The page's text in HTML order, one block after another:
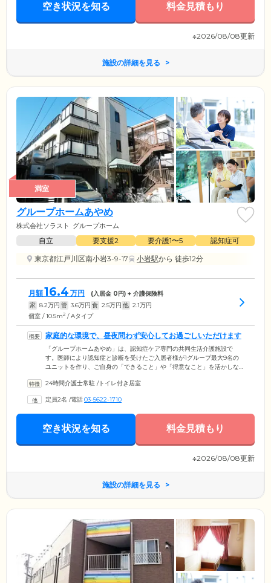
空き状況を知る 料金見積もり
※2026/08/08更新
施設の詳細を見る
満室
グループホームあやめ
株式会社ソラスト グループホーム
自立 要支援2 要介護1〜5
認知症可
東京都江戸川区南小岩3-9-17
小岩駅から 徒歩12分
月額16.4 万円 (入居金 0円) + 介護保険料
家 8.2万円 管 3.6万円 食 2.5万円 他 2.1万円
個室 / 10.5m2 / Aタイプ
家庭的な環境で、昼夜問わず安心してお過ごしいただけます
「グループホームあやめ」は、認知症ケア専門の共同生活介護施設で
す。医師により認知症と診断を受けたご入居者様が1グループ最大9名の
ユニットを作り、ご自身の「できること」や「得意なこと」を活かしな
スタッフの適切なサポートのもと、リビングルームを片づけたり、洗濯
し、認知症の進行を穏やかに導きます。認知法ケアに精通した介護スタ
ッフは、24時間365日常駐。夜間も定期的に巡回しておりますので、どう
24時間介護士常駐 /トイレ付き居室
定員2名 /電話03-5622-1710
空き状況を知る 料金見積もり
※2026/08/08更新
施設の詳細を見る